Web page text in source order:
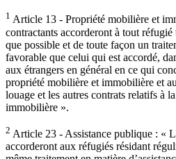
1 Article 13 - Propriété mobilière et
contractants accorderont à tout
que possible et de toute façon un
favorable que celui qui est accordé,
aux étrangers en général en ce qui
propriété mobilière et immobilière et
louage et les autres contrats relatifs à
immobilière ».
2 Article 23 - Assistance publique : «
accorderont aux réfugiés résidant